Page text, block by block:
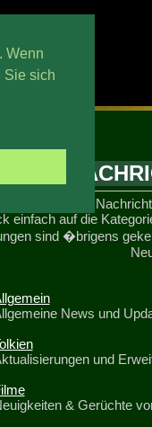
Wenn
Sie sich
Archiv sind
einfach auf die
sind �brigens
News und
und
& Gerüchte